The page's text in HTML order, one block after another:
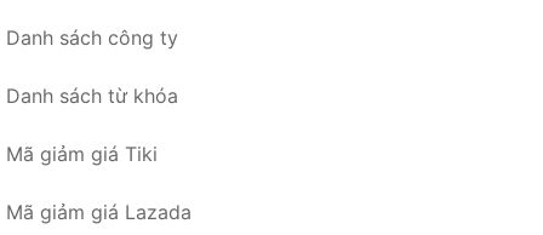
Danh sách công ty
Danh sách từ khóa
Mã giảm giá Tiki
Mã giảm giá Lazada